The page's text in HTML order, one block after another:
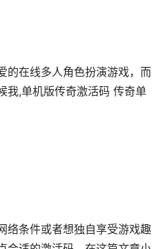
的在线多人角色扮演游戏，而
我,单机版传奇激活码 传奇单
络条件或者想独自享受游戏趣